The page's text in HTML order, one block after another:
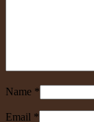
Name *
Email *